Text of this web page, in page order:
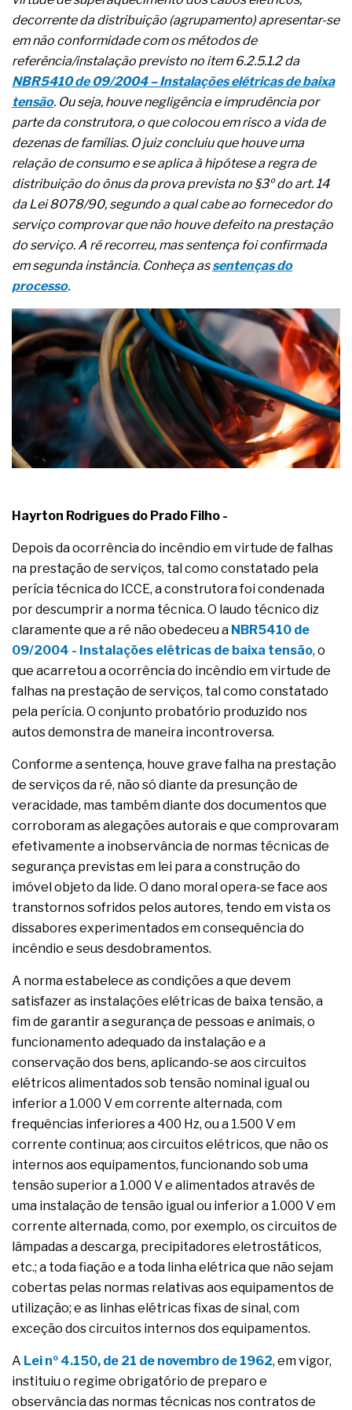
A prevenção clínica da coceira no ânus
Os sintomas clínicos do teratoma de ovário
O tratamento médico da síndrome da fadiga
crônica
As causas médicas da queda dos cabelos ou
calvície
Quando a gestão é o obstáculo para o resultado
positivo
Os procedimentos para a inspeção em estruturas
hidráulicas de concreto de obras
O movimento regular reduz em 19% o risco de
morte precoce e melhora o metabolismo
O desenvolvimento de indicadores nas atividades
de governança das organizações
O desenho industrial ganha espaço como
estratégia competitiva nas empresas
As variações dimensionais dos produtos de
A próxima vantagem competitiva não está no
modelo de IA
A IA elevou a régua do comprador B2B e a venda
complexa ficou ainda mais humana
decorrente da distribuição (agrupamento) apresentar-se
em não conformidade com os métodos de
referência/instalação previsto no item 6.2.5.1.2 da
NBR5410 de 09/2004 – Instalações elétricas de baixa
tensão. Ou seja, houve negligência e imprudência por
parte da construtora, o que colocou em risco a vida de
dezenas de famílias. O juiz concluiu que houve uma
relação de consumo e se aplica à hipótese a regra de
distribuição do ônus da prova prevista no §3º do art. 14
da Lei 8078/90, segundo a qual cabe ao fornecedor do
serviço comprovar que não houve defeito na prestação
do serviço. A ré recorreu, mas sentença foi confirmada
em segunda instância. Conheça assentenças do
processo.
Hayrton Rodrigues do Prado Filho -
Depois da ocorrência do incêndio em virtude de falhas
na prestação de serviços, tal como constatado pela
perícia técnica do ICCE, a construtora foi condenada
por descumprir a norma técnica. O laudo técnico diz
claramente que a ré não obedeceu a NBR5410 de
09/2004 - Instalações elétricas de baixa tensão, o
que acarretou a ocorrência do incêndio em virtude de
falhas na prestação de serviços, tal como constatado
pela perícia. O conjunto probatório produzido nos
autos demonstra de maneira incontroversa.
Conforme a sentença, houve grave falha na prestação
de serviços da ré, não só diante da presunção de
veracidade, mas também diante dos documentos que
corroboram as alegações autorais e que comprovaram
efetivamente a inobservância de normas técnicas de
segurança previstas em lei para a construção do
imóvel objeto da lide. O dano moral opera-se face aos
transtornos sofridos pelos autores, tendo em vista os
dissabores experimentados em consequência do
incêndio e seus desdobramentos.
A norma estabelece as condições a que devem
satisfazer as instalações elétricas de baixa tensão, a
fim de garantir a segurança de pessoas e animais, o
funcionamento adequado da instalação e a
conservação dos bens, aplicando-se aos circuitos
elétricos alimentados sob tensão nominal igual ou
inferior a 1.000 V em corrente alternada, com
frequências inferiores a 400 Hz, ou a 1.500 V em
corrente continua; aos circuitos elétricos, que não os
internos aos equipamentos, funcionando sob uma
tensão superior a 1.000 V e alimentados através de
uma instalação de tensão igual ou inferior a 1.000 V em
corrente alternada, como, por exemplo, os circuitos de
lâmpadas a descarga, precipitadores eletrostáticos,
etc.; a toda fiação e a toda linha elétrica que não sejam
cobertas pelas normas relativas aos equipamentos de
utilização; e as linhas elétricas fixas de sinal, com
exceção dos circuitos internos dos equipamentos.
A Lei nº 4.150, de 21 de novembro de 1962, em vigor,
instituiu o regime obrigatório de preparo e
observância das normas técnicas nos contratos de